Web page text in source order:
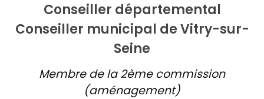
Conseiller départemental
Conseiller municipal de Vitry-sur-
Seine
Membre de la 2ème commission
(aménagement)